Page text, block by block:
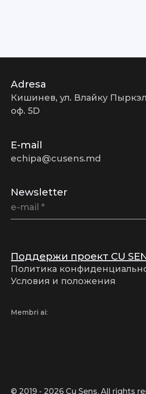
Adresa
Кишинев, ул. Влайку
оф. 5D
E-mail
echipa@cusens.md
Newsletter
Поддержи проект CU
Политика
Условия и положения
Membri ai:
© 2019 - 2026 Cu Sens. All rights